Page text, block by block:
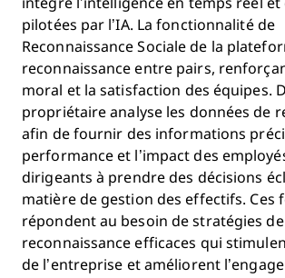
intègre l’intelligence en temps réel et
pilotées par l’IA. La fonctionnalité de
Reconnaissance Sociale de la
reconnaissance entre pairs,
moral et la satisfaction des équipes.
propriétaire analyse les données de
afin de fournir des informations
performance et l’impact des
dirigeants à prendre des décisions
matière de gestion des effectifs. Ces
répondent au besoin de stratégies de
reconnaissance efficaces qui
de l’entreprise et améliorent